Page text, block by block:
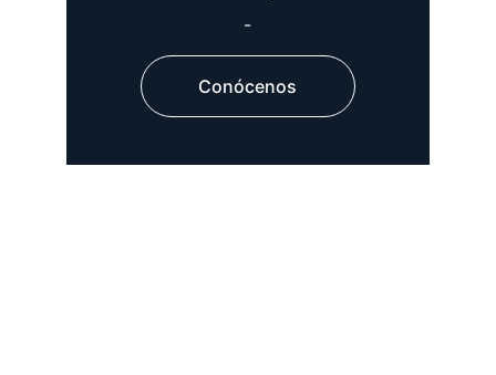
Conócenos
-